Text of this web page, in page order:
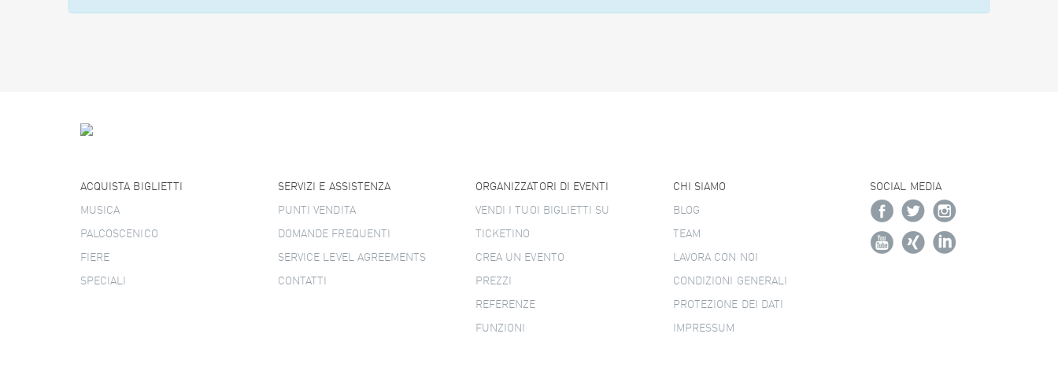
ACQUISTA BIGLIETTI
MUSICA
PALCOSCENICO
FIERE
SPECIALI
SERVIZI E ASSISTENZA
PUNTI VENDITA
DOMANDE FREQUENTI
SERVICE LEVEL AGREEMENTS
CONTATTI
ORGANIZZATORI DI EVENTI
VENDI I TUOI BIGLIETTI SU
TICKETINO
CREA UN EVENTO
PREZZI
REFERENZE
FUNZIONI
CHI SIAMO
BLOG
TEAM
LAVORA CON NOI
CONDIZIONI GENERALI
PROTEZIONE DEI DATI
IMPRESSUM
SOCIAL MEDIA